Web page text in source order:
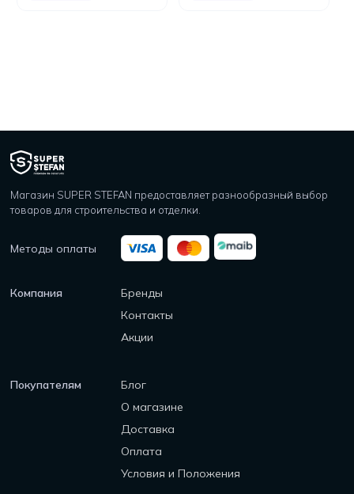
Магазин SUPER STEFAN предоставляет разнообразный выбор
товаров для строительства и отделки.
Методы оплаты
Компания
Бренды
Контакты
Акции
Покупателям
Блог
О магазине
Доставка
Оплата
Условия и Положения